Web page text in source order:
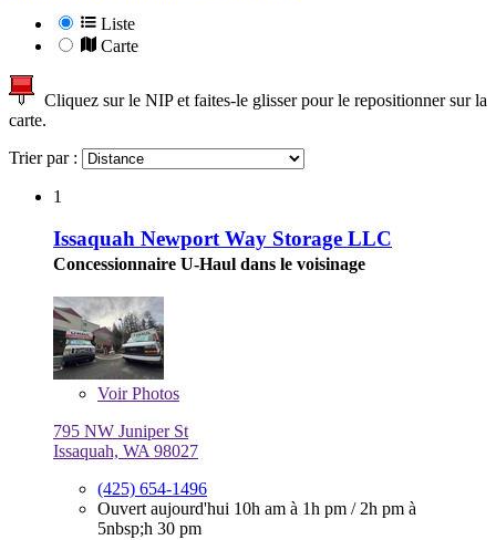
Liste
Carte
Cliquez sur le NIP et faites-le glisser pour le repositionner sur la
carte.
Trier par :
1
Issaquah Newport Way Storage LLC
Concessionnaire U-Haul dans le voisinage
VoirPhotos
795 NW Juniper St
Issaquah, WA 98027
(425) 654-1496
Ouvert aujourd'hui 10h am à 1h pm / 2h pm à
5nbsp;h 30 pm